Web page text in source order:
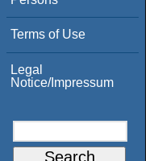
Terms of Use
Legal
Notice/Impressum